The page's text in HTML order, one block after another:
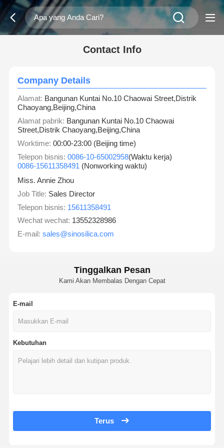
Contact Info
Company Details
Alamat: Bangunan Kuntai No.10 Chaowai Street,Distrik
Chaoyang,Beijing,China
Alamat pabrik: Bangunan Kuntai No.10 Chaowai
Street,Distrik Chaoyang,Beijing,China
Worktime: 00:00-23:00 (Beijing time)
Telepon bisnis: 0086-10-65002958(Waktu kerja)
0086-15611358491 (Nonworking waktu)
Miss. Annie Zhou
Job Title: Sales Director
Telepon bisnis: 15611358491
Wechat wechat: 13552328986
E-mail: sales@sinosilica.com
Tinggalkan Pesan
Kami Akan Membalas Dengan Cepat
E-mail
Kebutuhan
Terus